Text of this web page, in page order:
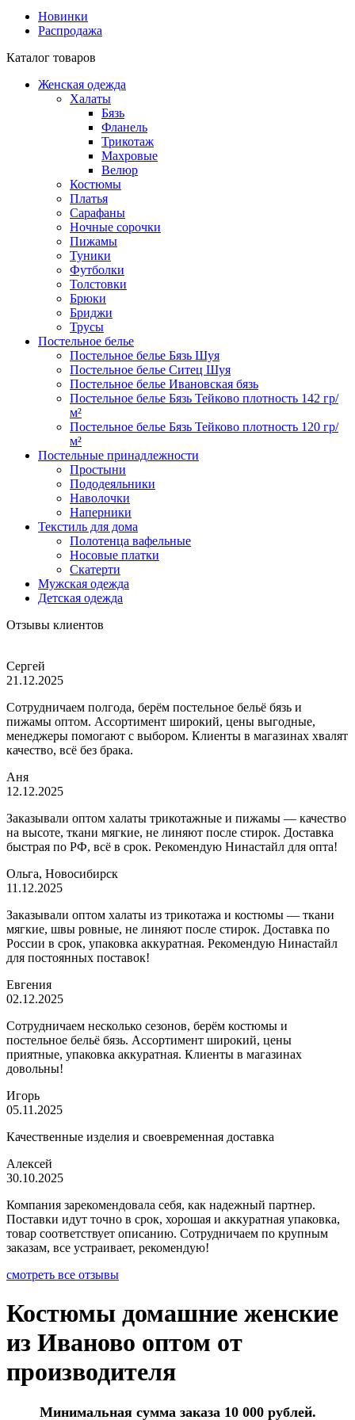
Новинки
Распродажа
Каталог товаров
Женская одежда
Халаты
Бязь
Фланель
Трикотаж
Махровые
Велюр
Костюмы
Платья
Сарафаны
Ночные сорочки
Пижамы
Туники
Футболки
Толстовки
Брюки
Бриджи
Трусы
Постельное белье
Постельное белье Бязь Шуя
Постельное белье Ситец Шуя
Постельное белье Ивановская бязь
Постельное белье Бязь Тейково плотность 142 гр/
м²
Постельное белье Бязь Тейково плотность 120 гр/
м²
Постельные принадлежности
Простыни
Пододеяльники
Наволочки
Наперники
Текстиль для дома
Полотенца вафельные
Носовые платки
Скатерти
Мужская одежда
Детская одежда
Отзывы клиентов
Сергей
21.12.2025
Сотрудничаем полгода, берём постельное бельё бязь и
пижамы оптом. Ассортимент широкий, цены выгодные,
менеджеры помогают с выбором. Клиенты в магазинах хвалят
качество, всё без брака.
Аня
12.12.2025
Заказывали оптом халаты трикотажные и пижамы — качество
на высоте, ткани мягкие, не линяют после стирок. Доставка
быстрая по РФ, всё в срок. Рекомендую Нинастайл для опта!
Ольга, Новосибирск
11.12.2025
Заказывали оптом халаты из трикотажа и костюмы — ткани
мягкие, швы ровные, не линяют после стирок. Доставка по
России в срок, упаковка аккуратная. Рекомендую Нинастайл
для постоянных поставок!
Евгения
02.12.2025
Сотрудничаем несколько сезонов, берём костюмы и
постельное бельё бязь. Ассортимент широкий, цены
приятные, упаковка аккуратная. Клиенты в магазинах
довольны!
Игорь
05.11.2025
Качественные изделия и своевременная доставка
Алексей
30.10.2025
Компания зарекомендовала себя, как надежный партнер.
Поставки идут точно в срок, хорошая и аккуратная упаковка,
товар соответствует описанию. Сотрудничаем по крупным
заказам, все устраивает, рекомендую!
смотреть все отзывы
Костюмы домашние женские
из Иваново оптом от
производителя
Минимальная сумма заказа 10 000 рублей.